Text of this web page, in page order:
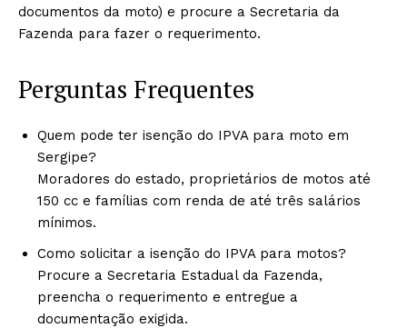
documentos da moto) e procure a Secretaria da
Fazenda para fazer o requerimento.
Perguntas Frequentes
Quem pode ter isenção do IPVA para moto em
Sergipe?
Moradores do estado, proprietários de motos até
150 cc e famílias com renda de até três salários
mínimos.
Como solicitar a isenção do IPVA para motos?
Procure a Secretaria Estadual da Fazenda,
preencha o requerimento e entregue a
documentação exigida.